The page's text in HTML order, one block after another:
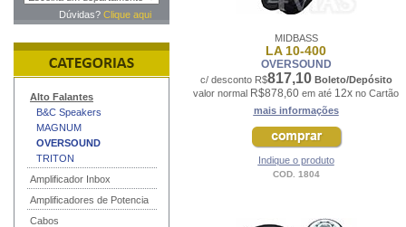
Dúvidas? Clique aqui
Alto Falantes
B&C Speakers
MAGNUM
OVERSOUND
TRITON
Amplificador Inbox
Amplificadores de Potencia
Cabos
MIDBASS
LA 10-400
OVERSOUND
c/ desconto R$817,10 Boleto/Depósito
valor normal R$878,60 em até 12x no Cartão
mais informações
Indique o produto
COD. 1804